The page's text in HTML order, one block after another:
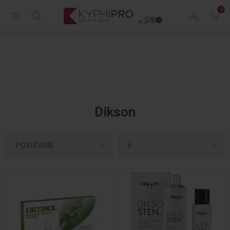
0
Dikson